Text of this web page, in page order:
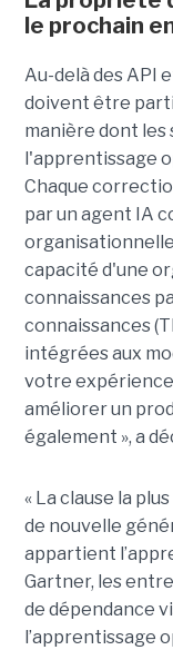
le prochain
Au-delà des API
doivent être
manière dont
l'apprentissage
Chaque
par un agent IA
capacité d'une
connaissances
connaissances
intégrées aux
votre
améliorer un
également », a
« La clause la
de nouvelle
appartient
Gartner, les
de dépendance
l’apprentissage